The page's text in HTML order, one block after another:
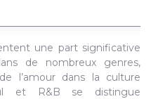
une part significative
de nombreux genres,
l’amour dans la culture
et R&B se distingue